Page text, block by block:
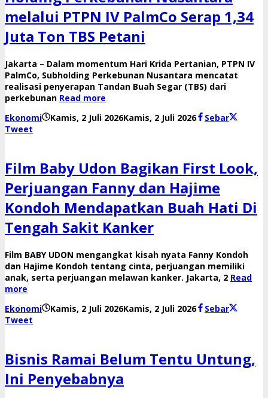
melalui PTPN IV PalmCo Serap 1,34
Juta Ton TBS Petani
Jakarta – Dalam momentum Hari Krida Pertanian, PTPN IV
PalmCo, Subholding Perkebunan Nusantara mencatat
realisasi penyerapan Tandan Buah Segar (TBS) dari
perkebunan Read more
Ekonomi
Kamis, 2 Juli 2026Kamis, 2 Juli 2026olehSebar
Tweet
Film Baby Udon Bagikan First Look,
Perjuangan Fanny dan Hajime
Kondoh Mendapatkan Buah Hati Di
Tengah Sakit Kanker
Film BABY UDON mengangkat kisah nyata Fanny Kondoh
dan Hajime Kondoh tentang cinta, perjuangan memiliki
anak, serta perjuangan melawan kanker. Jakarta, 2 Read
more
Ekonomi
Kamis, 2 Juli 2026Kamis, 2 Juli 2026olehSebar
Tweet
Bisnis Ramai Belum Tentu Untung,
Ini Penyebabnya